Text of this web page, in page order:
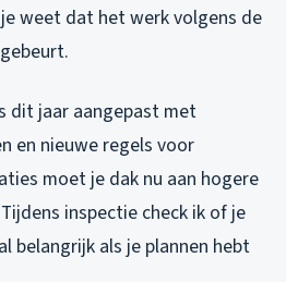
weet dat het werk volgens de
dit jaar aangepast met
en nieuwe regels voor
moet je dak nu aan hogere
inspectie check ik of je
belangrijk als je plannen hebt